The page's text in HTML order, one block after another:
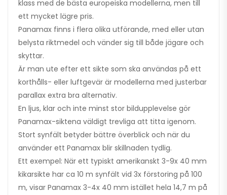
klass med de bästa europeiska modellerna, men till
ett mycket lägre pris.
Panamax finns i flera olika utförande, med eller utan
belysta riktmedel och vänder sig till både jägare och
skyttar.
Är man ute efter ett sikte som ska användas på ett
korthålls- eller luftgevär är modellerna med justerbar
parallax extra bra alternativ.
En ljus, klar och inte minst stor bildupplevelse gör
Panamax-siktena väldigt trevliga att titta igenom.
Stort synfält betyder bättre överblick och när du
använder ett Panamax blir skillnaden tydlig.
Ett exempel: När ett typiskt amerikanskt 3-9x 40 mm
kikarsikte har ca 10 m synfält vid 3x förstoring på 100
m, visar Panamax 3-4x 40 mm istället hela 14,7 m på